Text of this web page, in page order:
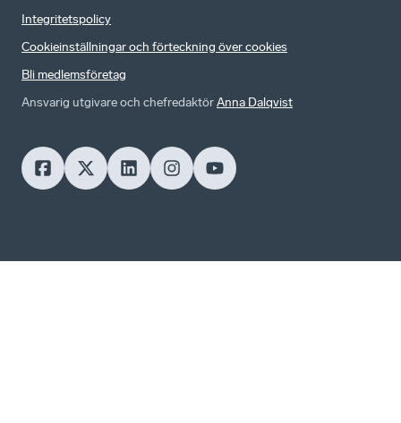
Integritetspolicy
Cookieinställningar och förteckning över cookies
Bli medlemsföretag
Ansvarig utgivare och chefredaktörAnna Dalqvist